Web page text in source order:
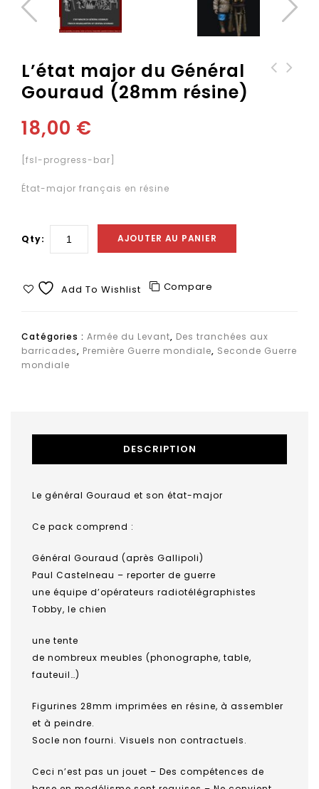
L’état major du Général
Gouraud (28mm résine)
18,00 €
[fsl-progress-bar]
État-major français en résine
Qty: AJOUTER AU PANIER
Add To Wishlist Compare
Catégories : Armée du Levant, Des tranchées aux
barricades, Première Guerre mondiale, Seconde Guerre
mondiale
DESCRIPTION
Le général Gouraud et son état-major
Ce pack comprend :
Général Gouraud (après Gallipoli)
Paul Castelneau – reporter de guerre
une équipe d’opérateurs radiotélégraphistes
Tobby, le chien
une tente
de nombreux meubles (phonographe, table,
fauteuil…)
Figurines 28mm imprimées en résine, à assembler
et à peindre.
Socle non fourni. Visuels non contractuels.
Ceci n’est pas un jouet – Des compétences de